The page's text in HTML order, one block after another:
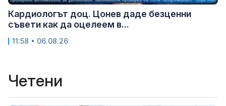
Кардиологът доц. Цонев даде безценни
съвети как да оцелеем в...
11:58 • 06.08.26
Четени